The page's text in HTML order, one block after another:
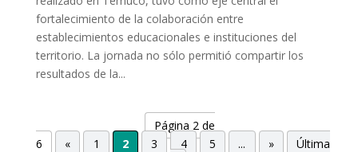
fortalecimiento de la colaboración entre
establecimientos educacionales e instituciones del
territorio. La jornada no sólo permitió compartir los
resultados de la...
Página 2 de
6
« 1 2 3 4 5 ... »
Última